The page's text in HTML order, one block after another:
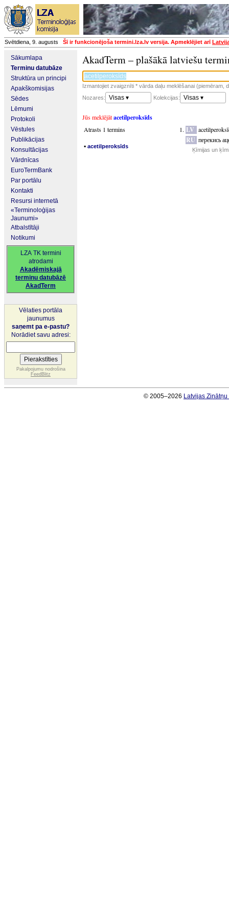
Svētdiena, 9. augusts Šī ir funkcionējoša termini.lza.lv versija. Apmeklējiet arī
Sākumlapa
Terminu datubāze
Struktūra un principi
Apakškomisijas
Sēdes
Lēmumi
Protokoli
Vēstules
Publikācijas
Konsultācijas
Vārdnīcas
EuroTermBank
Par portālu
Kontakti
Resursi internetā
«Terminoloģijas
Jaunumi»
Atbalstītāji
Notikumi
LZA TK termini
atrodami
Akadēmiskajā
terminu datubāzē
AkadTerm
Vēlaties portāla
jaunumus
saņemt pa e-pastu?
Norādiet savu adresi:
Pakalpojumu nodrošina
FeedBlitz
AkadTerm – plašākā latviešu
Izmantojiet zvaigznīti * vārda daļu meklēšanai (piemēram,
Nozares:
Visas ▾ Kolekcijas: Visas ▾
Jūs meklējātacetilperoksīds
Atrasts 1 termins
▪ acetilperoksīds
LV
RU перекись
Ķīmijas un
© 2005–2026 Latvijas